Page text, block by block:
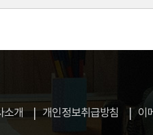
소개 개인정보취급방침 이